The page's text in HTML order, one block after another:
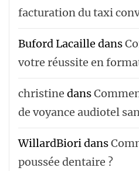
facturation du taxi
Buford Lacaille dans
votre réussite en
christine dans
de voyance audiotel
WillardBioridans
poussée dentaire ?